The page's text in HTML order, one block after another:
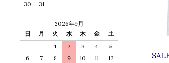
30
31
2026年9月
日
月 火 水 木 金
土
1
2 3 4
5
6
7 8 9 10 11
12